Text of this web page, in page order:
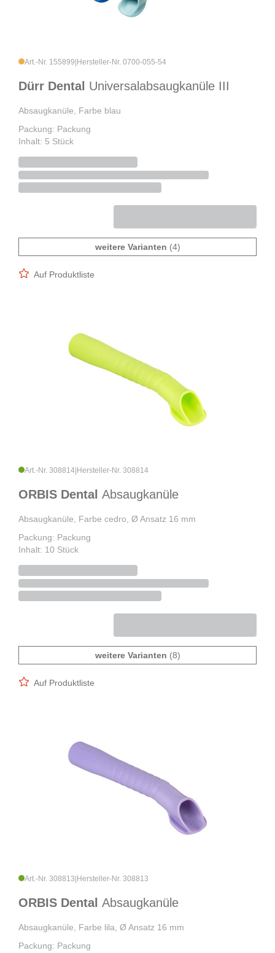
Art.-Nr. 155899 Hersteller-Nr. 0700-055-54
Dürr Dental Universalabsaugkanüle III
Absaugkanüle, Farbe blau
Packung: Packung
Inhalt: 5 Stück
weitere Varianten (4)
Auf Produktliste
Art.-Nr. 308814 Hersteller-Nr. 308814
ORBIS Dental Absaugkanüle
Absaugkanüle, Farbe cedro, Ø Ansatz 16 mm
Packung: Packung
Inhalt: 10 Stück
weitere Varianten (8)
Auf Produktliste
Art.-Nr. 308813 Hersteller-Nr. 308813
ORBIS Dental Absaugkanüle
Absaugkanüle, Farbe lila, Ø Ansatz 16 mm
Packung: Packung